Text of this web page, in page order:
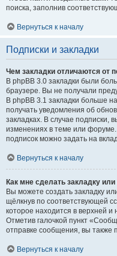
поиска, заполнив
Вернуться к началу
Подписки и закладки
Чем закладки отличаются от
В phpBB 3.0 закладки были
браузере. Вы не получали
В phpBB 3.1 закладки больше
получать уведомления об
закладках. В случае подписки,
изменениях в теме или
подписок можно задать на
Вернуться к началу
Как мне сделать закладку
Вы можете создать закладку
щёлкнув по соответствующей
которое находится в верхней
Отметив галочкой пункт
отправке сообщения, вы также
Вернуться к началу